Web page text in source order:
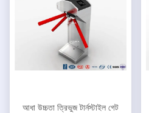
আধা উচ্চতা ত্রিভুজ টার্নস্টাইল গেট